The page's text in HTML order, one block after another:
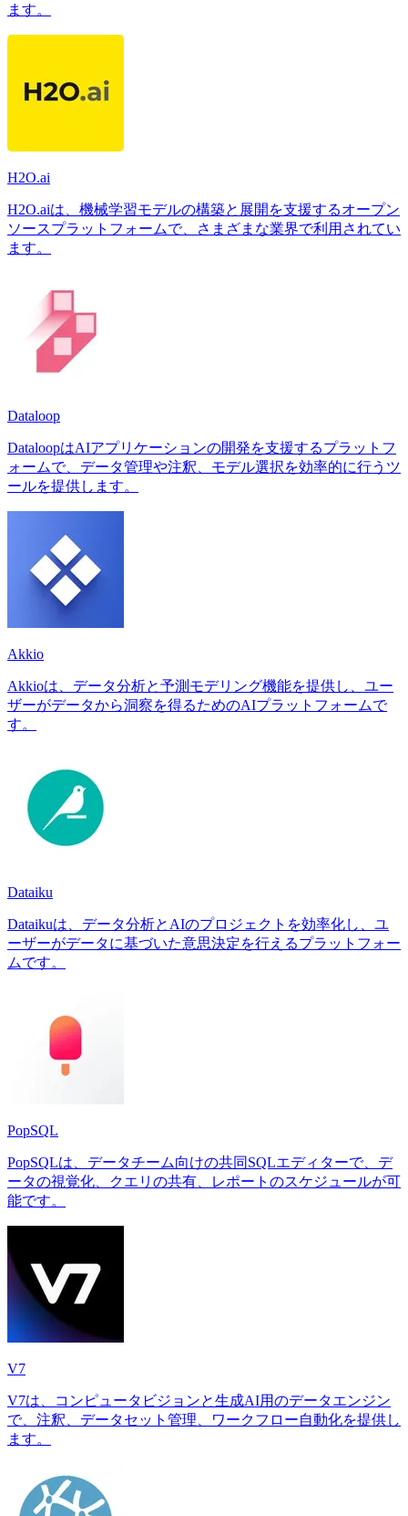
ます。
H2O.ai
H2O.aiは、機械学習モデルの構築と展開を支援するオープン
ソースプラットフォームで、さまざまな業界で利用されてい
ます。
Dataloop
DataloopはAIアプリケーションの開発を支援するプラットフ
ォームで、データ管理や注釈、モデル選択を効率的に行うツ
ールを提供します。
Akkio
Akkioは、データ分析と予測モデリング機能を提供し、ユー
ザーがデータから洞察を得るためのAIプラットフォームで
す。
Dataiku
Dataikuは、データ分析とAIのプロジェクトを効率化し、ユ
ーザーがデータに基づいた意思決定を行えるプラットフォー
ムです。
PopSQL
PopSQLは、データチーム向けの共同SQLエディターで、デ
ータの視覚化、クエリの共有、レポートのスケジュールが可
能です。
V7
V7は、コンピュータビジョンと生成AI用のデータエンジン
で、注釈、データセット管理、ワークフロー自動化を提供し
ます。